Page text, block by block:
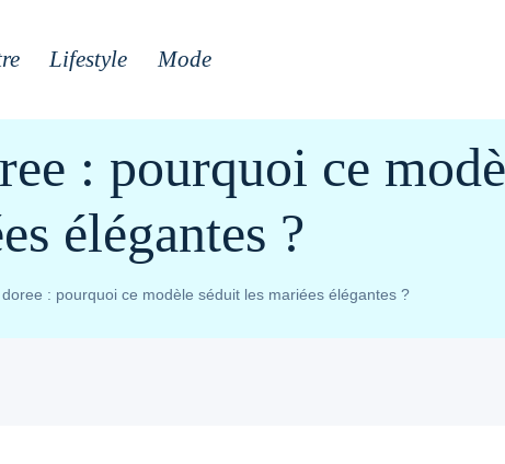
Lifestyle Mode
: pourquoi ce
élégantes ?
: pourquoi ce modèle séduit les mariées élégantes ?